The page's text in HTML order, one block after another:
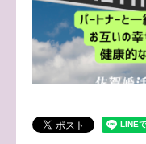
よくあるご質問
ブログ